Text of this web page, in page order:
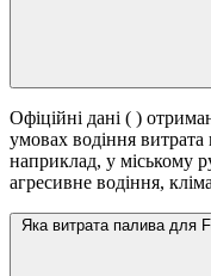
Офіційні дані ( )
умовах водіння
наприклад, у міському
агресивне водіння,
Яка витрата палива для